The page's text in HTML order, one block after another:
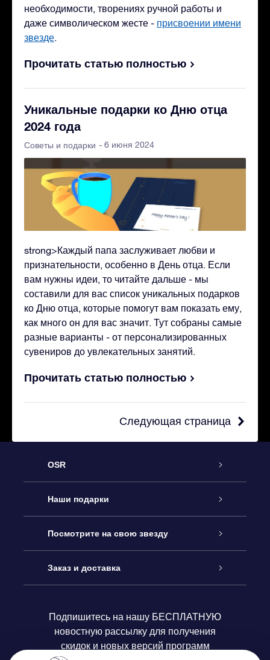
необходимости, творениях ручной работы и
даже символическом жесте - присвоении имени
звезде.
Прочитать статью полностью
Уникальные подарки ко Дню отца
2024 года
Советы и подарки - 6 июня 2024
strong>Каждый папа заслуживает любви и
признательности, особенно в День отца. Если
вам нужны идеи, то читайте дальше - мы
составили для вас список уникальных подарков
ко Дню отца, которые помогут вам показать ему,
как много он для вас значит. Тут собраны самые
разные варианты - от персонализированных
сувениров до увлекательных занятий.
Прочитать статью полностью
Следующая страница
OSR
Обслуживание
Как с нами связаться
Блог
Отзывы
Наши подарки
Онлайн подарок Online Star Gift
Подарочный набор OSR
Подарочная карта OSR
Посмотрите на свою звезду
Звездный реестр
Персонализированная страница Star Page
Заказ и доставка
Платежная информация
Подпишитесь на нашу БЕСПЛАТНУЮ
новостную рассылку для получения
скидок и новых версий программ